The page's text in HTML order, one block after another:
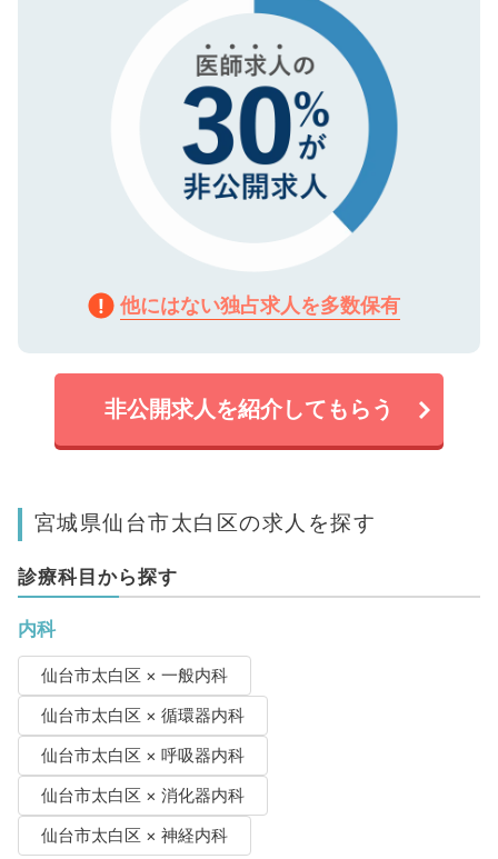
他にはない独占求人を多数保有
非公開求人を紹介してもらう
宮城県仙台市太白区の求人を探す
診療科目から探す
内科
仙台市太白区 × 一般内科
仙台市太白区 × 循環器内科
仙台市太白区 × 呼吸器内科
仙台市太白区 × 消化器内科
仙台市太白区 × 神経内科